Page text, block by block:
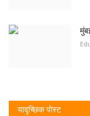
यादृच्छिक पोस्ट